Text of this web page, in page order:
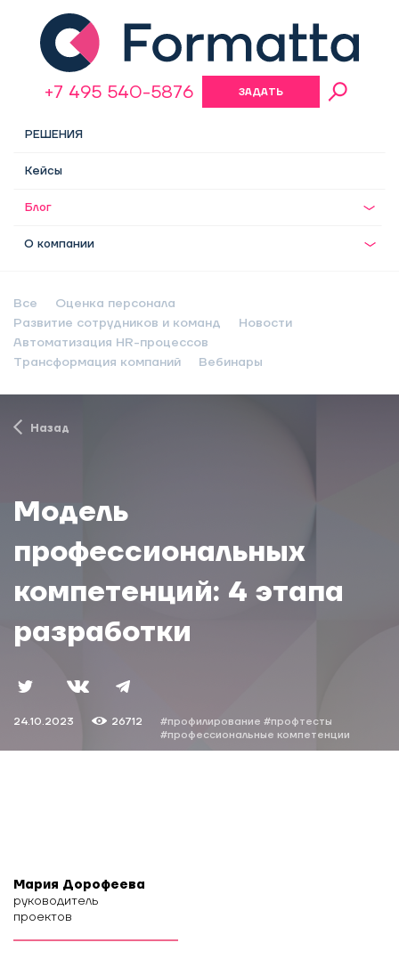
РЕШЕНИЯ
Кейсы
Блог
О компании
+7 495 540-5876 ЗАДАТЬ
Все
Оценка персонала
Развитие сотрудников и команд
Новости
Автоматизация HR-процессов
Трансформация компаний
Вебинары
Назад
Модель
профессиональных
компетенций: 4 этапа
разработки
24.10.2023 26712 #профилирование #профтесты
#профессиональные компетенции
Мария Дорофеева
руководитель
проектов